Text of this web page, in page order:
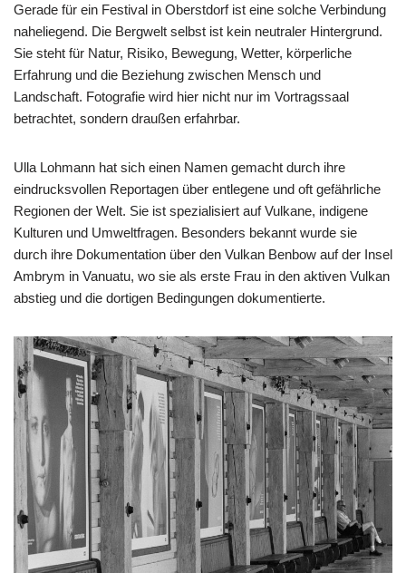
Gerade für ein Festival in Oberstdorf ist eine solche Verbindung
naheliegend. Die Bergwelt selbst ist kein neutraler Hintergrund.
Sie steht für Natur, Risiko, Bewegung, Wetter, körperliche
Erfahrung und die Beziehung zwischen Mensch und
Landschaft. Fotografie wird hier nicht nur im Vortragssaal
betrachtet, sondern draußen erfahrbar.
Ulla Lohmann hat sich einen Namen gemacht durch ihre
eindrucksvollen Reportagen über entlegene und oft gefährliche
Regionen der Welt. Sie ist spezialisiert auf Vulkane, indigene
Kulturen und Umweltfragen. Besonders bekannt wurde sie
durch ihre Dokumentation über den Vulkan Benbow auf der Insel
Ambrym in Vanuatu, wo sie als erste Frau in den aktiven Vulkan
abstieg und die dortigen Bedingungen dokumentierte.